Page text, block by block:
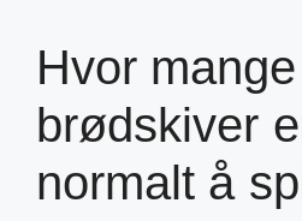
Hvor mange
brødskiver
normalt å